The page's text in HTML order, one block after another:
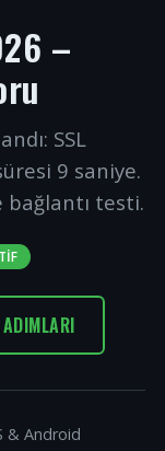
–
SSL
9 saniye.
testi.
& Android